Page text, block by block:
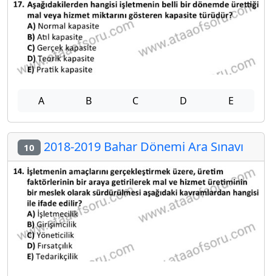
A B C D E
10 2018-2019 Bahar Dönemi Ara Sınavı